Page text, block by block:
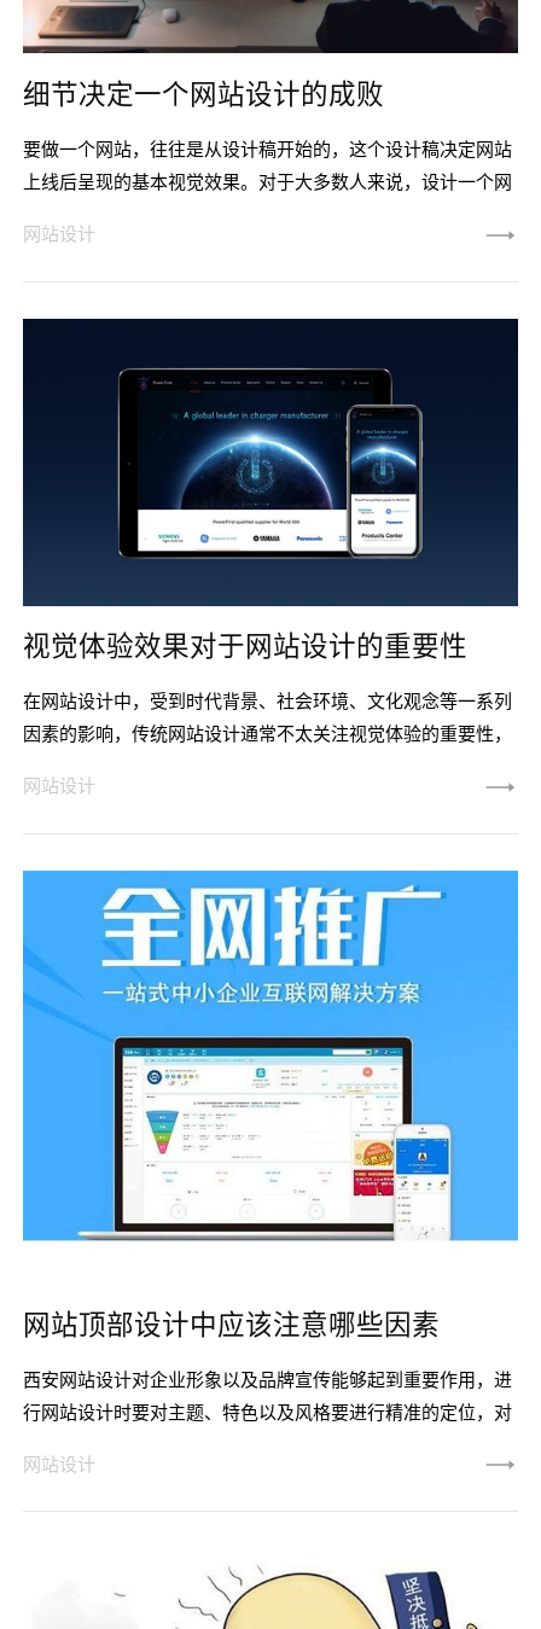
细节决定一个网站设计的成败
要做一个网站，往往是从设计稿开始的，这个设计稿决定网站
上线后呈现的基本视觉效果。对于大多数人来说，设计一个网
客户行业特色、产品特点和用户需求的设计稿，却并非并非易
事，很多谈论到细节上的设计应该如何去做。而被我们忽略
超过3种（特殊网站除外）
网站设计
视觉体验效果对于网站设计的重要性
在网站设计中，受到时代背景、社会环境、文化观念等一系列
因素的影响，传统网站设计通常不太关注视觉体验的重要性，
值，不利于吸引受众的眼球。为此，唯科网络必须注重强调视
觉体验在网站设计中的重要性，充分利用各种视觉元素增强观
1.吸引眼球，增加兴趣感网站设计颜值就是指页面的整体给用
户带来的视觉体验，让用
网站设计
网站顶部设计中应该注意哪些因素
西安网站设计对企业形象以及品牌宣传能够起到重要作用，进
行网站设计时要对主题、特色以及风格要进行精准的定位，对
西安网站设计唯科网络给大家说说网站设计顶部有哪些要素供
大家参考学习。对于一个网站设计来说，要从导航栏说起。首
计的主要目的是导航和引导，所以这部分的设计必须要清晰明
朗并且通俗易懂。因为它
网站设计